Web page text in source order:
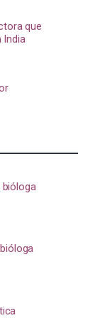
que
India
bióloga